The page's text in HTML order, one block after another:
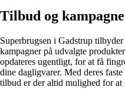
Tilbud og
Superbrugsen i Gadstrup
kampagner på udvalgte
opdateres ugentligt, for at få
dine dagligvarer. Med deres
tilbud er der altid mulighed for